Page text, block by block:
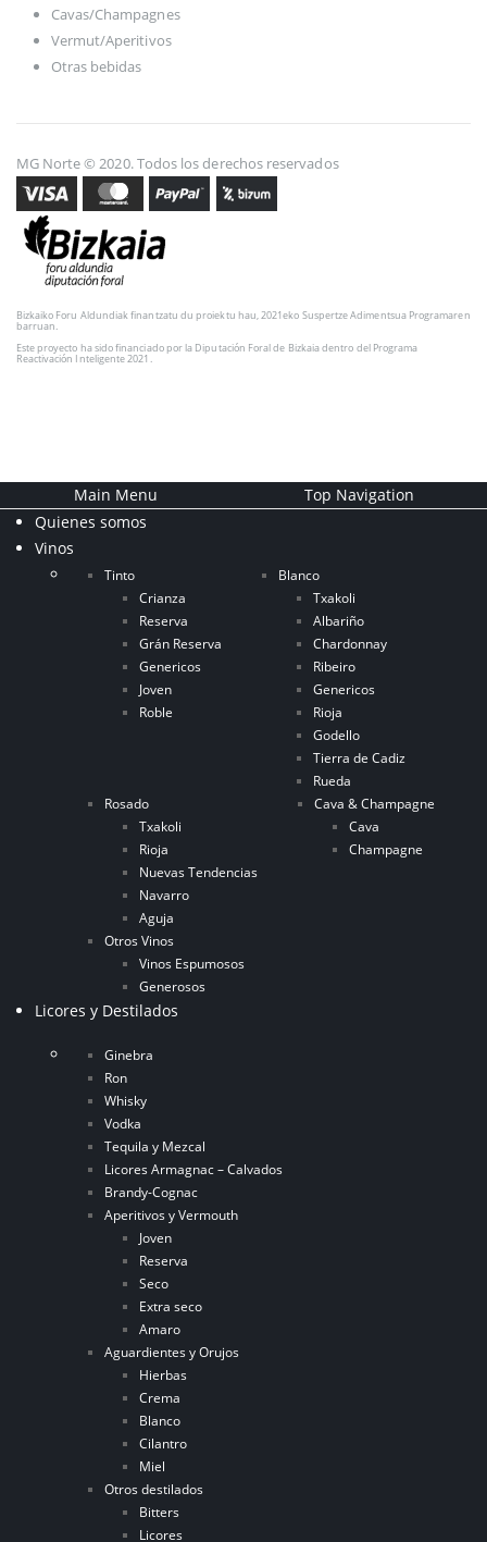
Cavas/Champagnes
Vermut/Aperitivos
Otras bebidas
MG Norte © 2020. Todos los derechos reservados
Bizkaiko Foru Aldundiak finantzatu du proiektu hau, 2021eko Suspertze Adimentsua Programaren
barruan.
Este proyecto ha sido financiado por la Diputación Foral de Bizkaia dentro del Programa
Reactivación Inteligente 2021.
Main Menu
Top Navigation
Quienes somos
Vinos
Tinto
Crianza
Reserva
Grán Reserva
Genericos
Joven
Roble
Blanco
Txakoli
Albariño
Chardonnay
Ribeiro
Genericos
Rioja
Godello
Tierra de Cadiz
Rueda
Rosado
Txakoli
Rioja
Nuevas Tendencias
Navarro
Aguja
Cava & Champagne
Cava
Champagne
Otros Vinos
Vinos Espumosos
Generosos
Licores y Destilados
Ginebra
Ron
Whisky
Vodka
Tequila y Mezcal
Licores Armagnac – Calvados
Brandy-Cognac
Aperitivos y Vermouth
Joven
Reserva
Seco
Extra seco
Amaro
Aguardientes y Orujos
Hierbas
Crema
Blanco
Cilantro
Miel
Otros destilados
Bitters
Licores